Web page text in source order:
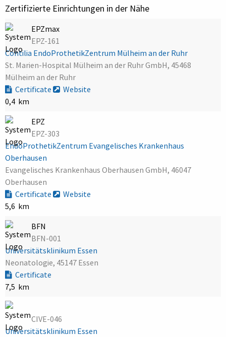
Zertifizierte Einrichtungen in der Nähe
EPZmax
EPZ-161
Contilia EndoProthetikZentrum Mülheim an der Ruhr
St. Marien-Hospital Mülheim an der Ruhr GmbH, 45468
Mülheim an der Ruhr
Certificate
Website
0,4 km
EPZ
EPZ-303
EndoProthetikZentrum Evangelisches Krankenhaus
Oberhausen
Evangelisches Krankenhaus Oberhausen GmbH, 46047
Oberhausen
Certificate
Website
5,6 km
BFN
BFN-001
Universitätsklinikum Essen
Neonatologie, 45147 Essen
Certificate
7,5 km
CIVE-046
Universitätsklinikum Essen